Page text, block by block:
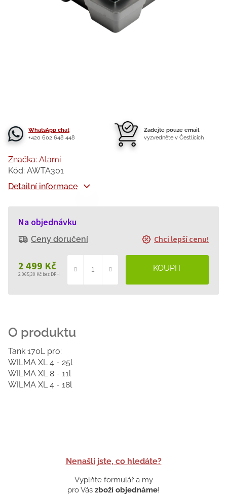
WhatsApp chat
+420 602 648 448
Zadejte pouze email
vyzvedněte v Čestlicích
2 499 Kč
2 065,30 Kč bez DPH
cena:
Na objednávku
Ceny doručení Chci lepší cenu!
Detailní informace
Značka: Atami
Kód: AWTA301
Nenašli jste, co hledáte?
Vyplňte formulář a my
pro Vás zboží objednáme!
Tank 170L pro:
WILMA XL 4 - 25l
WILMA XL 8 - 11l
WILMA XL 4 - 18l